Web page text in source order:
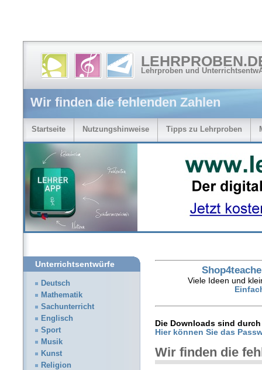
Lehrproben und
Wir finden die fehlenden Zahlen
Startseite Nutzungshinweise Tipps zu Lehrproben
Viele Ideen und
Die Downloads sind
Hier können Sie das
Wir finden die
Unterrichtsentwürfe
Deutsch
Mathematik
Sachunterricht
Englisch
Sport
Musik
Kunst
Religion